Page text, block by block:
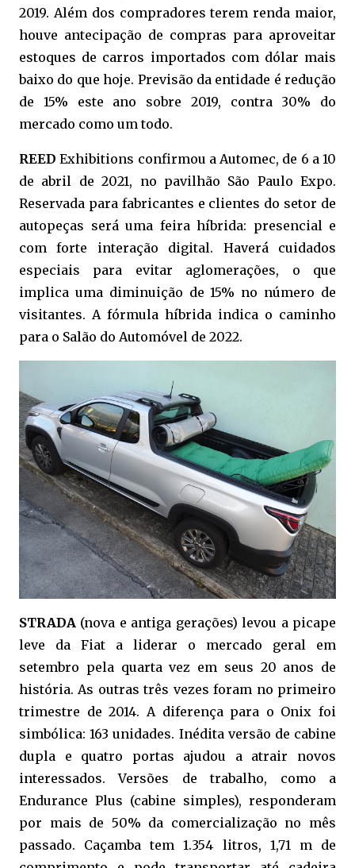
2019. Além dos compradores terem renda maior,
houve antecipação de compras para aproveitar
estoques de carros importados com dólar mais
baixo do que hoje. Previsão da entidade é redução
de 15% este ano sobre 2019, contra 30% do
mercado como um todo.
REED Exhibitions confirmou a Automec, de 6 a 10
de abril de 2021, no pavilhão São Paulo Expo.
Reservada para fabricantes e clientes do setor de
autopeças será uma feira híbrida: presencial e
com forte interação digital. Haverá cuidados
especiais para evitar aglomerações, o que
implica uma diminuição de 15% no número de
visitantes. A fórmula híbrida indica o caminho
para o Salão do Automóvel de 2022.
STRADA (nova e antiga gerações) levou a picape
leve da Fiat a liderar o mercado geral em
setembro pela quarta vez em seus 20 anos de
história. As outras três vezes foram no primeiro
trimestre de 2014. A diferença para o Onix foi
simbólica: 163 unidades. Inédita versão de cabine
dupla e quatro portas ajudou a atrair novos
interessados. Versões de trabalho, como a
Endurance Plus (cabine simples), responderam
por mais de 50% da comercialização no mês
passado. Caçamba tem 1.354 litros, 1,71 m de